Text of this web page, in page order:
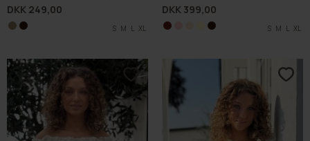
DKK 249,00
S M L XL
S M L XL
DKK 399,00
S M L XL
S M L XL
S M L XLL
S M L XL